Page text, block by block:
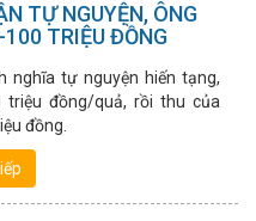
TỰ NGUYỆN, ÔNG
TRIỆU ĐỒNG
nghĩa tự nguyện hiến tạng,
triệu đồng/quả, rồi thu của
đồng.